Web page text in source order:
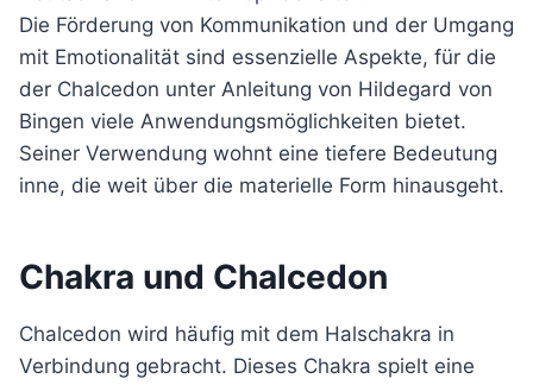
Die Förderung von Kommunikation und der Umgang
mit Emotionalität sind essenzielle Aspekte, für die
der Chalcedon unter Anleitung von Hildegard von
Bingen viele Anwendungsmöglichkeiten bietet.
Seiner Verwendung wohnt eine tiefere Bedeutung
inne, die weit über die materielle Form hinausgeht.
Chakra und Chalcedon
Chalcedon wird häufig mit dem Halschakra in
Verbindung gebracht. Dieses Chakra spielt eine